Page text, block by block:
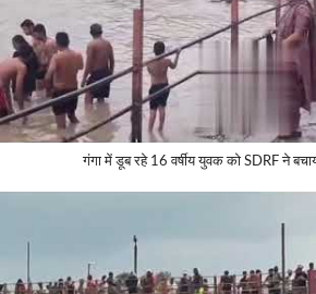
गंगा में डूब रहे 16 वर्षीय युवक को SDRF ने